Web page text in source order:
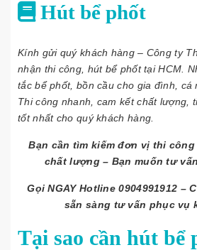
Hút bể phốt
Kính gửi quý khách hàng – Công ty
nhận thi công, hút bể phốt tại HCM.
tắc bể phốt, bồn cầu cho gia đình, cá
Thi công nhanh, cam kết chất lượng,
tốt nhất cho quý khách hàng.
Bạn cần tìm kiếm đơn vị thi
chất lượng – Bạn muốn tư
Gọi NGAY Hotline 0904991912 –
sẵn sàng tư vấn phục vụ
Tại sao cần hút bể